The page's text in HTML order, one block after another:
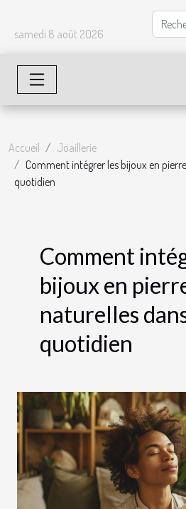
samedi 8 août 2026
Accueil
Joaillerie
Comment intégrer les bijoux en
quotidien
Comment
bijoux en
naturelles
quotidien